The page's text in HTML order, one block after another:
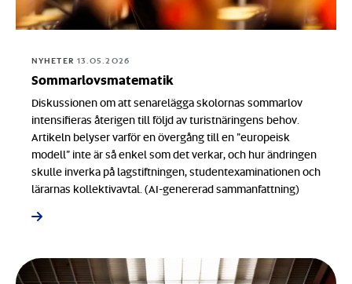
NYHETER 13.05.2026
Sommarlovsmatematik
Diskussionen om att senarelägga skolornas sommarlov
intensifieras återigen till följd av turistnäringens behov.
Artikeln belyser varför en övergång till en ”europeisk
modell” inte är så enkel som det verkar, och hur ändringen
skulle inverka på lagstiftningen, studentexaminationen och
lärarnas kollektivavtal. (AI-genererad sammanfattning)